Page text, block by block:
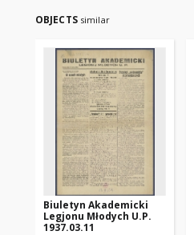
OBJECTS similar
Biuletyn Akademicki
Legjonu Młodych U.P.
1937.03.11